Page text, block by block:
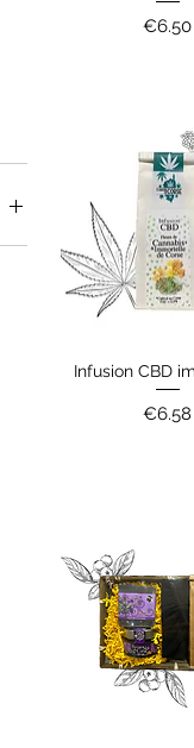
Price
€6.50
Quick
Infusion CBD
Price
€6.58